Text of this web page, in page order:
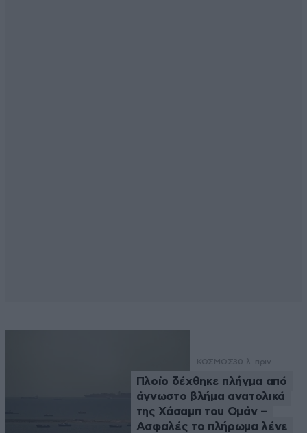
ΚΟΣΜΟΣ30 λ. πριν
Πλοίο δέχθηκε πλήγμα από
άγνωστο βλήμα ανατολικά
της Χάσαμπ του Ομάν –
Ασφαλές το πλήρωμα λένε